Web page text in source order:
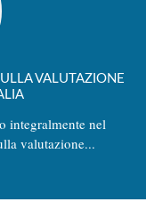
VALUTAZIONE
integralmente nel
valutazione...